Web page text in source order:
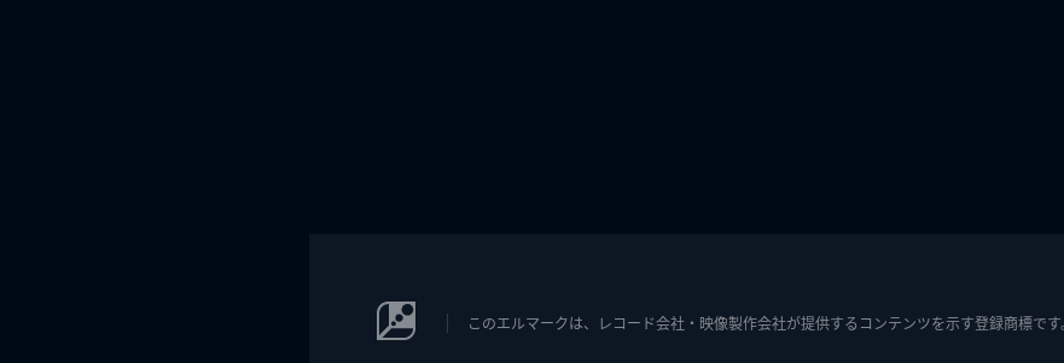
このエルマークは、レコード会社・映像製作会社が提供するコンテンツを示す登録商標で